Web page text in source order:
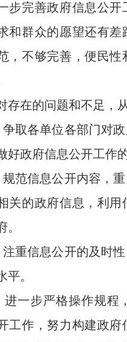
步完善政府信息公
和群众的愿望还有
，不够完善，便民
在的问题和不足，从
各单位各部门对政
好政府信息公开工作
信息公开内容，重
关的政府信息，利
。
信息公开的及时性
平。
步严格操作规程
工作，努力构建政